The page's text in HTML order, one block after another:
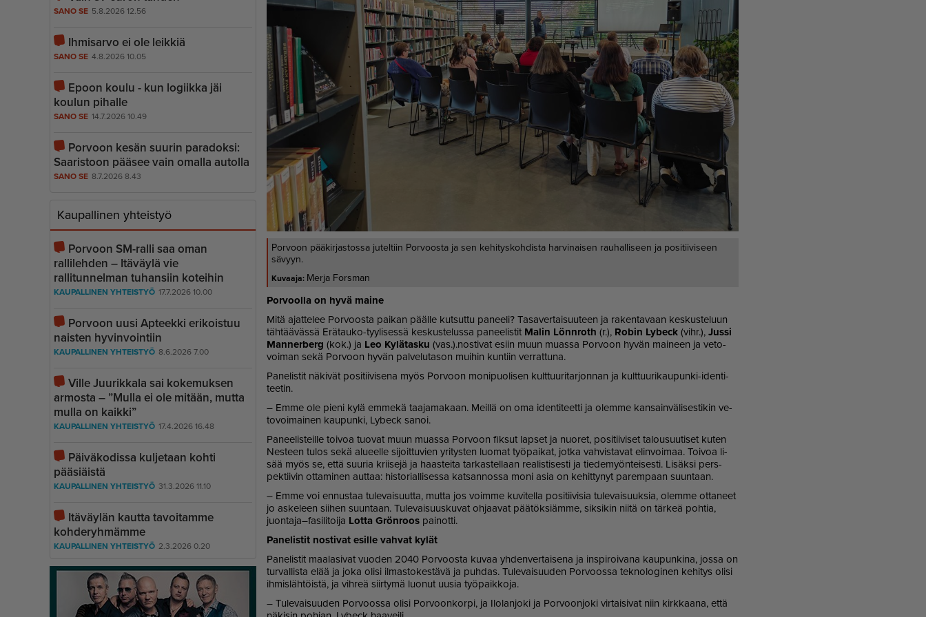
SANO SE 5.8.2026 12.56
Ihmisarvo ei ole leikkiä
SANO SE 4.8.2026 10.05
Epoon koulu - kun logiikka jäi
koulun pihalle
SANO SE 14.7.2026 10.49
Porvoon kesän suurin paradoksi:
Saaristoon pääsee vain omalla autolla
SANO SE 8.7.2026 8.43
Kaupallinen yhteistyö
Porvoon SM-ralli saa oman
rallilehden – Itäväylä vie
rallitunnelman tuhansiin koteihin
KAUPALLINEN YHTEISTYÖ 17.7.2026 10.00
Porvoon uusi Apteekki erikoistuu
naisten hyvinvointiin
KAUPALLINEN YHTEISTYÖ 8.6.2026 7.00
Ville Juurikkala sai kokemuksen
armosta – ”Mulla ei ole mitään, mutta
mulla on kaikki”
KAUPALLINEN YHTEISTYÖ 17.4.2026 16.48
Päiväkodissa kuljetaan kohti
pääsiäistä
KAUPALLINEN YHTEISTYÖ 31.3.2026 11.10
Itäväylän kautta tavoitamme
kohderyhmämme
KAUPALLINEN YHTEISTYÖ 2.3.2026 0.20
Porvoon pääkirjastossa juteltiin Porvoosta ja sen kehityskohdista harvinaisen rauhalliseen ja positiiviseen
sävyyn.
Merja Forsman
Por­vool­la on hyvä mai­ne
Mitä ajat­te­lee Por­voos­ta pai­kan pääl­le kut­sut­tu pa­nee­li? Ta­sa­ver­tai­suu­teen ja ra­ken­ta­vaan kes­kus­te­luun
täh­tää­väs­sä Erä­tau­ko-tyy­li­ses­sä kes­kus­te­lus­sa pa­nee­lis­tit Ma­lin Lön­n­roth (r.), Ro­bin Ly­beck (vihr.), Jus­si
Man­ner­berg (kok.) ja Leo Ky­lä­tas­ku (vas.).nos­ti­vat esiin muun mu­as­sa Por­voon hy­vän mai­neen ja ve­to­
voi­man sekä Por­voon hy­vän pal­ve­lu­ta­son mui­hin kun­tiin ver­rat­tu­na.
Pa­ne­lis­tit nä­ki­vät po­si­tii­vi­se­na myös Por­voon mo­ni­puo­li­sen kult­tuu­ri­tar­jon­nan ja kult­tuu­ri­kau­pun­ki-iden­ti­
tee­tin.
– Em­me ole pie­ni kylä em­me­kä taa­ja­ma­kaan. Meil­lä on oma iden­ti­teet­ti ja olem­me kan­sain­vä­li­ses­ti­kin ve­
to­voi­mai­nen kau­pun­ki, Ly­beck sa­noi.
Pa­nee­lis­teil­le toi­voa tuo­vat muun mu­as­sa Por­voon fik­sut lap­set ja nuo­ret, po­si­tii­vi­set ta­lou­suu­ti­set ku­ten
Nes­teen tu­los sekä alu­eel­le si­joit­tu­vien yri­tys­ten luo­mat työ­pai­kat, jot­ka vah­vis­ta­vat elin­voi­maa. Toi­voa li­
sää myös se, et­tä suu­ria krii­se­jä ja haas­tei­ta tar­kas­tel­laan re­a­lis­ti­ses­ti ja tie­de­myön­tei­ses­ti. Li­säk­si pers­
pek­tii­vin ot­ta­mi­nen aut­taa: his­to­ri­al­li­ses­sa kat­san­nos­sa moni asia on ke­hit­ty­nyt pa­rem­paan suun­taan.
– Em­me voi en­nus­taa tu­le­vai­suut­ta, mut­ta jos voim­me ku­vi­tel­la po­si­tii­vi­sia tu­le­vai­suuk­sia, olem­me ot­ta­neet
jo as­ke­leen sii­hen suun­taan. Tu­le­vai­suus­ku­vat oh­jaa­vat pää­tök­si­äm­me, sik­si­kin nii­tä on tär­keä poh­tia,
juon­ta­ja–fa­si­li­toi­ja Lot­ta Grön­roos pai­not­ti.
Pa­ne­lis­tit nos­ti­vat esil­le vah­vat ky­lät
Pa­ne­lis­tit maa­la­si­vat vuo­den 2040 Por­voos­ta ku­vaa yh­den­ver­tai­se­na ja ins­pi­roi­va­na kau­pun­ki­na, jos­sa on
tur­val­lis­ta elää ja joka oli­si il­mas­to­kes­tä­vä ja puh­das. Tu­le­vai­suu­den Por­voos­sa tek­no­lo­gi­nen ke­hi­tys oli­si
ih­mis­läh­töis­tä, ja vih­reä siir­ty­mä luo­nut uu­sia työ­paik­ko­ja.
– Tu­le­vai­suu­den Por­voos­sa oli­si Por­voon­kor­pi, ja Ilo­lan­jo­ki ja Por­voon­jo­ki vir­tai­si­vat niin kirk­kaa­na, et­tä